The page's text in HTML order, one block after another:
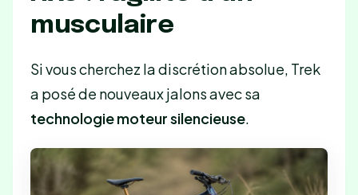
musculaire
Si vous cherchez la discrétion absolue, Trek
a posé de nouveaux jalons avec sa
technologie moteur silencieuse.